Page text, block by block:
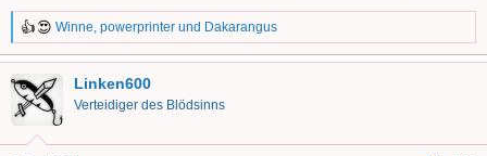
R
e
k
t
i
Winne, powerprinter und Dakarangus
Linken600
Verteidiger des Blödsinns